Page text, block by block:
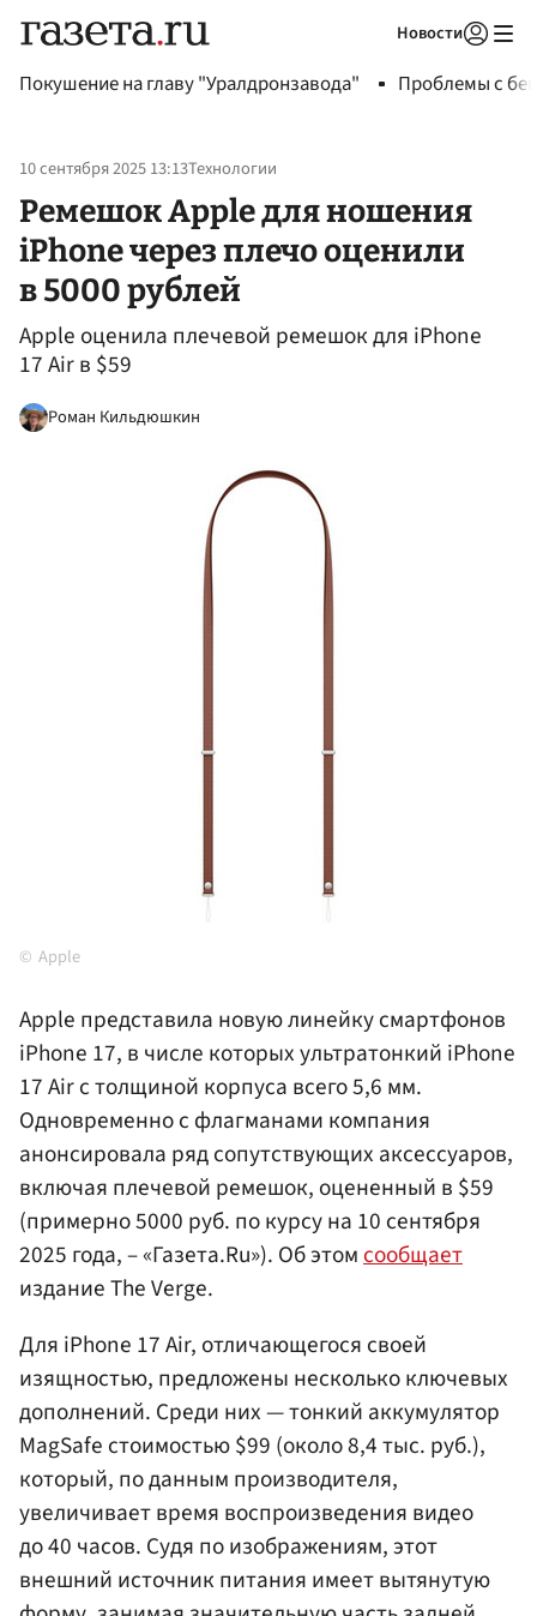
Новости
Покушение на главу "Уралдронзавода" Проблемы с
10 сентября 2025 13:13Технологии
Ремешок Apple для ношения
iPhone через плечо оценили
в 5000 рублей
Apple оценила плечевой ремешок для iPhone
17 Air в $59
Роман Кильдюшкин
Apple
Apple представила новую линейку смартфонов
iPhone 17, в числе которых ультратонкий iPhone
17 Air с толщиной корпуса всего 5,6 мм.
Одновременно с флагманами компания
анонсировала ряд сопутствующих аксессуаров,
включая плечевой ремешок, оцененный в $59
(примерно 5000 руб. по курсу на 10 сентября
2025 года, – «Газета.Ru»). Об этомсообщает
издание The Verge.
Для iPhone 17 Air, отличающегося своей
изящностью, предложены несколько ключевых
дополнений. Среди них — тонкий аккумулятор
MagSafe стоимостью $99 (около 8,4 тыс. руб.),
который, по данным производителя,
увеличивает время воспроизведения видео
до 40 часов. Судя по изображениям, этот
внешний источник питания имеет вытянутую